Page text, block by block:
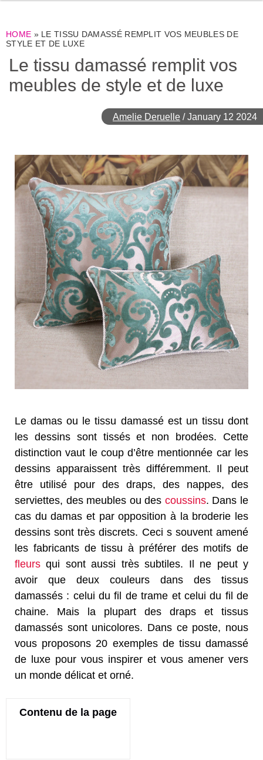
HOME » LE TISSU DAMASSÉ REMPLIT VOS MEUBLES DE
STYLE ET DE LUXE
Le tissu damassé remplit vos
meubles de style et de luxe
Amelie Deruelle /January 12 2024
Le damas ou le tissu damassé est un tissu dont
les dessins sont tissés et non brodées. Cette
distinction vaut le coup d’être mentionnée car les
dessins apparaissent très différemment. Il peut
être utilisé pour des draps, des nappes, des
serviettes, des meubles ou des coussins. Dans le
cas du damas et par opposition à la broderie les
dessins sont très discrets. Ceci s souvent amené
les fabricants de tissu à préférer des motifs de
fleurs qui sont aussi très subtiles. Il ne peut y
avoir que deux couleurs dans des tissus
damassés : celui du fil de trame et celui du fil de
chaine. Mais la plupart des draps et tissus
damassés sont unicolores. Dans ce poste, nous
vous proposons 20 exemples de tissu damassé
de luxe pour vous inspirer et vous amener vers
un monde délicat et orné.
Contenu de la page